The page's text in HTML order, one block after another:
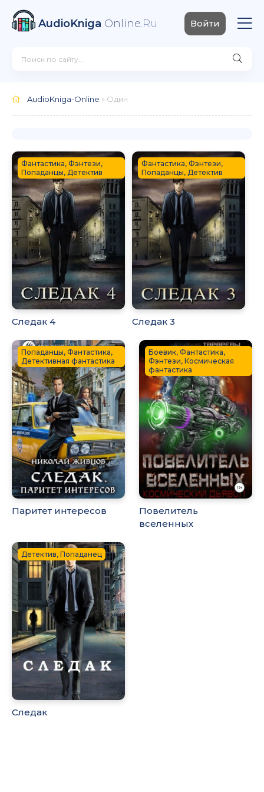
AudioKniga Online.Ru Войти
AudioKniga-Online » Один
Фантастика, Фэнтези,
Попаданцы, Детектив
Следак 4
Фантастика, Фэнтези,
Попаданцы, Детектив
Следак 3
Попаданцы, Фантастика,
Детективная фантастика
Паритет интересов
Боевик, Фантастика,
Фэнтези, Космическая
фантастика
Повелитель
вселенных
Детектив, Попаданец
Следак